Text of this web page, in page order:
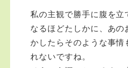
私の主観で勝手に腹を立
なるほどたしかに、あの
かしたらそのような事情
れないですね。